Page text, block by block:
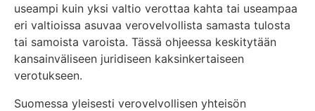
useampi kuin yksi valtio verottaa kahta tai useampaa
eri valtioissa asuvaa verovelvollista samasta tulosta
tai samoista varoista. Tässä ohjeessa keskitytään
kansainväliseen juridiseen kaksinkertaiseen
verotukseen.
Suomessa yleisesti verovelvollisen yhteisön